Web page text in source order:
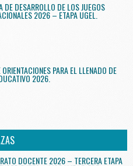
DE DESARROLLO DE LOS JUEGOS
2026 – ETAPA UGEL.
PARA EL LLENADO DE
2026.
DOCENTE 2026 – TERCERA ETAPA